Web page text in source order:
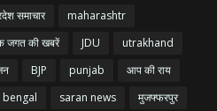
समाचार
maharashtr
जगत की खबरें
JDU
utrakhand
BJP punjab
आप की राय
bengal
saran news
मुजफ्फरपुर